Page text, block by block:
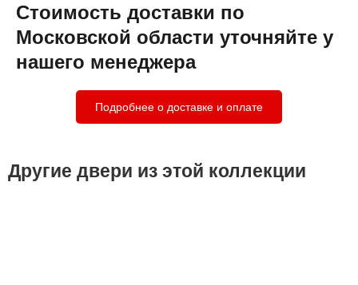
Стоимость доставки по
Московской области уточняйте у
нашего менеджера
Подробнее о доставке и оплате
Другие двери из этой коллекции